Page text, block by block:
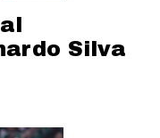
Silva